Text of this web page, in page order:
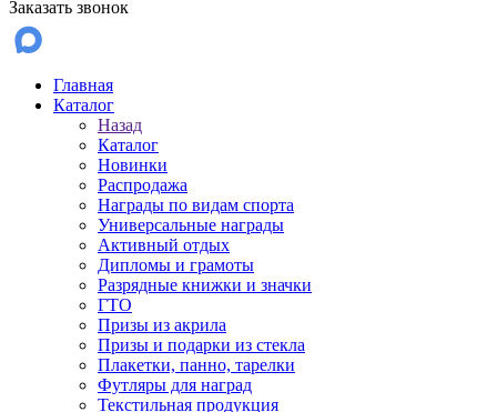
Заказать звонок
Главная
Каталог
Назад
Каталог
Новинки
Распродажа
Награды по видам спорта
Универсальные награды
Активный отдых
Дипломы и грамоты
Разрядные книжки и значки
ГТО
Призы из акрила
Призы и подарки из стекла
Плакетки, панно, тарелки
Футляры для наград
Текстильная продукция